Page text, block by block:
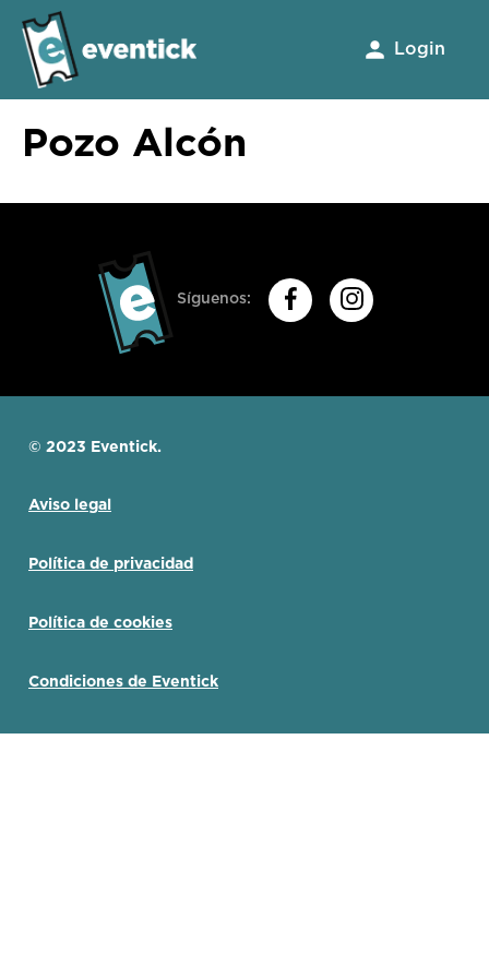
Login
Pozo Alcón
Síguenos:
© 2023 Eventick.
Aviso legal
Política de privacidad
Política de cookies
Condiciones de Eventick